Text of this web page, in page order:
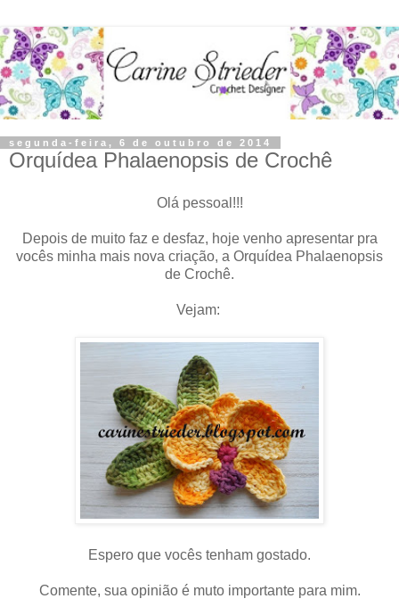
segunda-feira, 6 de outubro de 2014
Orquídea Phalaenopsis de Crochê
Olá pessoal!!!
Depois de muito faz e desfaz, hoje venho apresentar pra
vocês minha mais nova criação, a Orquídea Phalaenopsis
de Crochê.
Vejam:
Espero que vocês tenham gostado.
Comente, sua opinião é muto importante para mim.